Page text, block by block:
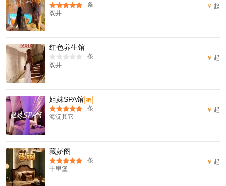
条
双井
￥ 起
红色养生馆
条
双井
￥ 起
姐妹SPA馆折
条
海淀其它
￥ 起
藏娇阁
条
十里堡
￥ 起